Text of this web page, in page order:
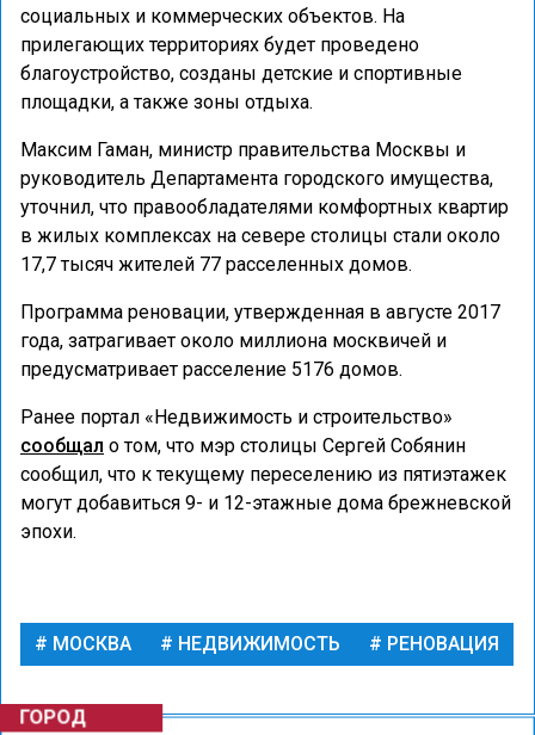
социальных и коммерческих объектов. На
прилегающих территориях будет проведено
благоустройство, созданы детские и спортивные
площадки, а также зоны отдыха.
Максим Гаман, министр правительства Москвы и
руководитель Департамента городского имущества,
уточнил, что правообладателями комфортных квартир
в жилых комплексах на севере столицы стали около
17,7 тысяч жителей 77 расселенных домов.
Программа реновации, утвержденная в августе 2017
года, затрагивает около миллиона москвичей и
предусматривает расселение 5176 домов.
Ранее портал «Недвижимость и строительство»
сообщал о том, что мэр столицы Сергей Собянин
сообщил, что к текущему переселению из пятиэтажек
могут добавиться 9- и 12-этажные дома брежневской
эпохи.
МОСКВА НЕДВИЖИМОСТЬ РЕНОВАЦИЯ
ГОРОД